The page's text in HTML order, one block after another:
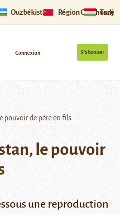
Ouzbékistan Région Ouïghoure
S’abonner
Connexion
pouvoir de père en fils
le pouvoir
une reproduction